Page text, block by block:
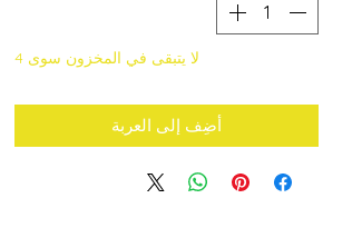
لا يتبقى في المخزون سوى 4
أضِف إلى العربة